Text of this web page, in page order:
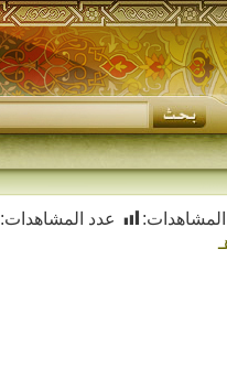
المشاهدات:
عدد المشاهدات: